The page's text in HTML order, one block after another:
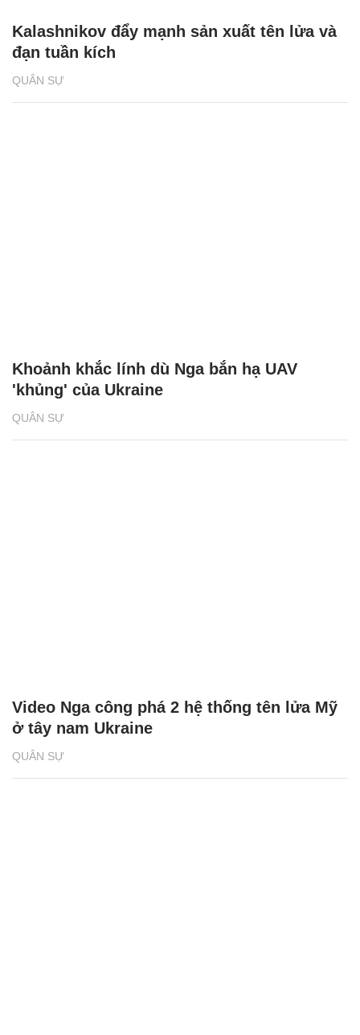
QUÂN SỰ
Kalashnikov đẩy mạnh sản xuất tên lửa và
đạn tuần kích
QUÂN SỰ
Khoảnh khắc lính dù Nga bắn hạ UAV
'khủng' của Ukraine
QUÂN SỰ
Video Nga công phá 2 hệ thống tên lửa Mỹ
ở tây nam Ukraine